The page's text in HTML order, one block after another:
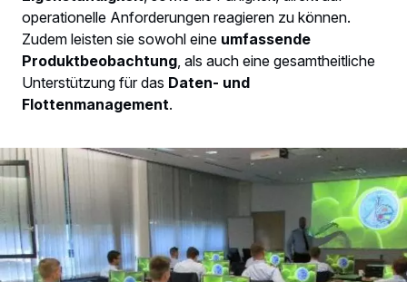
operationelle Anforderungen reagieren zu können.
Zudem leisten sie sowohl eine umfassende
Produktbeobachtung, als auch eine gesamtheitliche
Unterstützung für das Daten- und
Flottenmanagement.